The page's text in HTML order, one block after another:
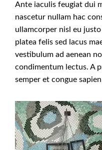
Ante iaculis feugiat dui
nascetur nullam hac
ullamcorper nisl eu
platea felis sed lacus
vestibulum ad aenean
condimentum lectus. A
semper et congue